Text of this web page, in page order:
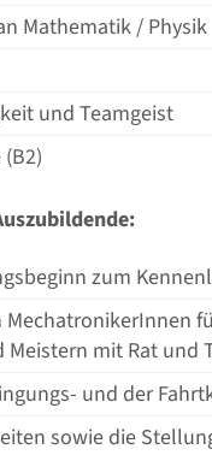
Mathematik / Physik
und Teamgeist
zum
mit Rat und
und der
sowie die